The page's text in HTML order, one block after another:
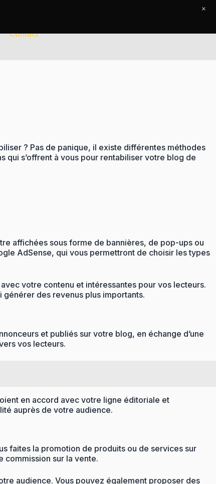
Contact
? Pas de panique, il existe différentes méthodes
qui s’offrent à vous pour rentabiliser votre blog de
affichées sous forme de bannières, de pop-ups ou
AdSense, qui vous permettront de choisir les types
votre contenu et intéressantes pour vos lecteurs.
des revenus plus importants.
et publiés sur votre blog, en échange d’une
vos lecteurs.
en accord avec votre ligne éditoriale et
auprès de votre audience.
faites la promotion de produits ou de services sur
commission sur la vente.
audience. Vous pouvez également proposer des
×